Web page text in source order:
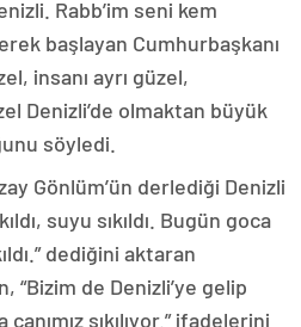
Rabb’im seni kem
başlayan Cumhurbaşkanı
insanı ayrı güzel,
Denizli’de olmaktan büyük
söyledi.
Gönlüm’ün derlediği Denizli
suyu sıkıldı. Bugün goca
dediğini aktaran
“Bizim de Denizli’ye gelip
sıkılıyor.” ifadelerini